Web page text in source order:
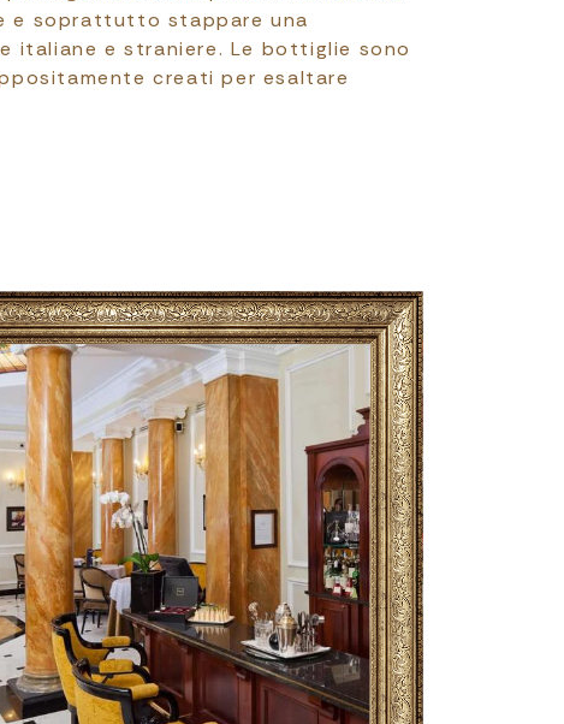
e soprattutto stappare una
italiane e straniere. Le bottiglie sono
creati per esaltare